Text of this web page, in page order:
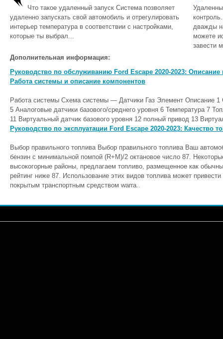
Что такое удаленный запуск Система позволяет
удаленно запускать свой автомобиль и отрегулировать
интерьер температура в соответствии с настройками,
которые ты выбрал...
дважды
можете
завести
Дополнительная информация:
Руководство по обслуживанию Ford Escape 2020-2023:
Работа системы и описание компонентов
Работа системы Схема системы — Датчики Газ Элемент Описание
5 Аналоговые датчики базового/среднего уровня 6 Температура 7
11 Виртуальный датчик базового уровня 12 полный привод 13
Руководство по эксплуатации Ford Escape 2020-2023: Качество
Выбор правильного топлива Выбор правильного топлива Ваш
бензин с минимальной помпой (R+M)/2 октановое число 87.
высокогорные районы, предлагаем топливо, размещенное как
рейтинг ниже 87. Использование этих видов топлива может
покрытым транспортным средством warra..